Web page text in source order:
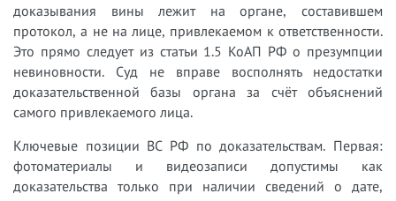
доказывания вины лежит на органе, составившем
протокол, а не на лице, привлекаемом к ответственности.
Это прямо следует из статьи 1.5 КоАП РФ о презумпции
невиновности. Суд не вправе восполнять недостатки
доказательственной базы органа за счёт объяснений
самого привлекаемого лица.
Ключевые позиции ВС РФ по доказательствам. Первая:
фотоматериалы и видеозаписи допустимы как
доказательства только при наличии сведений о дате,